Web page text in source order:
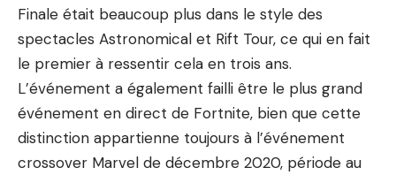
Finale était beaucoup plus dans le style des
spectacles Astronomical et Rift Tour, ce qui en fait
le premier à ressentir cela en trois ans.
L’événement a également failli être le plus grand
événement en direct de Fortnite, bien que cette
distinction appartienne toujours à l’événement
crossover Marvel de décembre 2020, période au